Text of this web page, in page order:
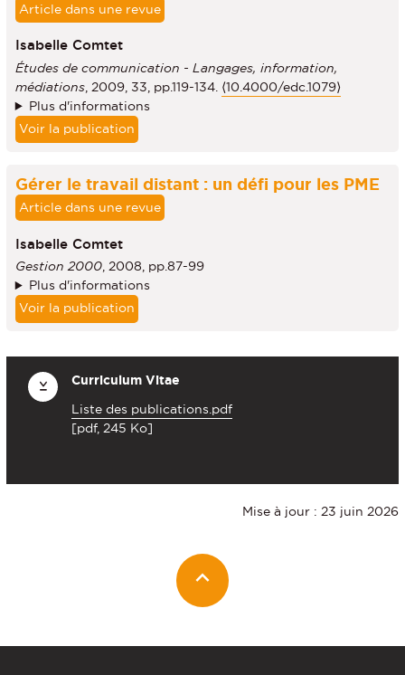
Article dans une revue
Isabelle Comtet
Études de communication - Langages, information,
médiations, 2009, 33, pp.119-134. ⟨10.4000/edc.1079⟩
Plus d'informations
Voir la publication
Gérer le travail distant : un défi pour les PME
Article dans une revue
Isabelle Comtet
Gestion 2000, 2008, pp.87-99
Plus d'informations
Voir la publication
Curriculum Vitae
Liste des publications.pdf
[pdf, 245 Ko]
Mise à jour : 23 juin 2026